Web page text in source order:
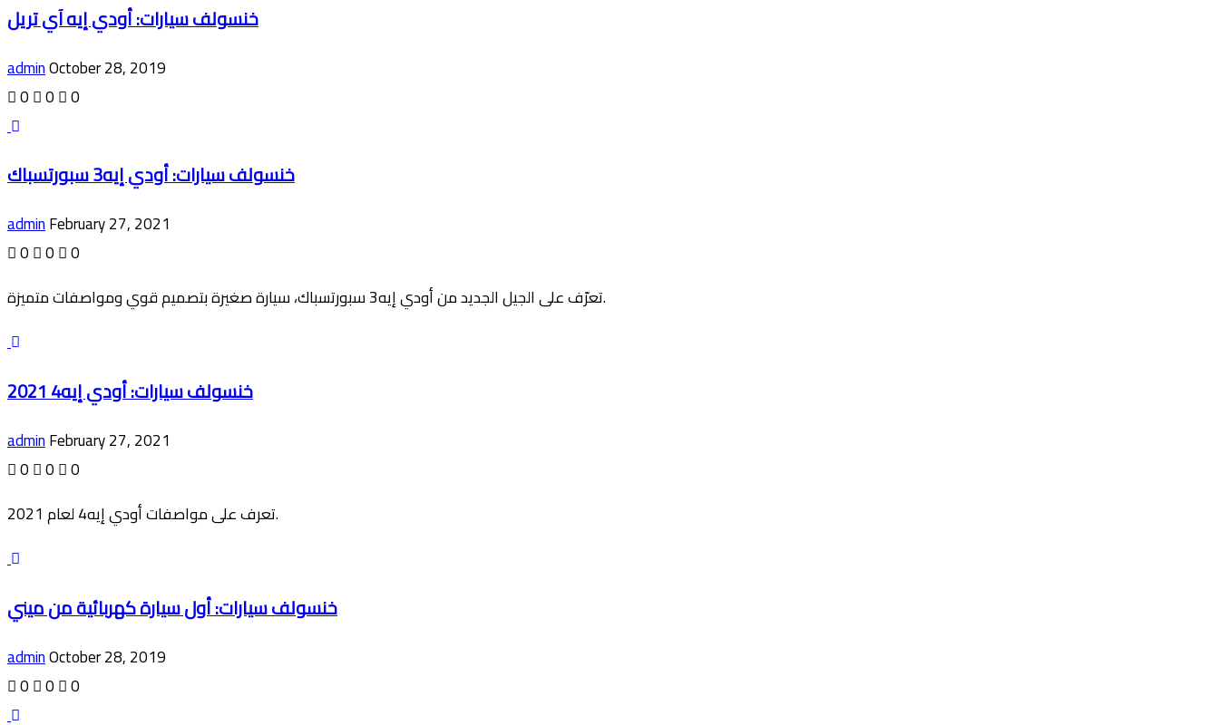
خنسولف سيارات: أودي إيه آي تريل
adminOctober 28, 2019
0 0 0
خنسولف سيارات: أودي إيه3 سبورتسباك
adminFebruary 27, 2021
0 0 0
تعرّف على الجيل الجديد من أودي إيه3 سبورتسباك، سيارة صغيرة بتصميم قوي ومواصفات متميزة.
خنسولف سيارات: أودي إيه4 2021
adminFebruary 27, 2021
0 0 0
تعرف على مواصفات أودي إيه4 لعام 2021.
خنسولف سيارات: أول سيارة كهربائية من ميني
adminOctober 28, 2019
0 0 0